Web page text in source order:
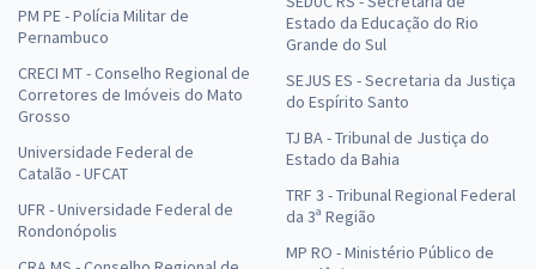
PM PE - Polícia Militar de
Pernambuco
CRECI MT - Conselho Regional de
Corretores de Imóveis do Mato
Grosso
Universidade Federal de
Catalão - UFCAT
UFR - Universidade Federal de
Rondonópolis
Estado da Educação do Rio
Grande do Sul
SEJUS ES - Secretaria da Justiça
do Espírito Santo
TJ BA - Tribunal de Justiça do
Estado da Bahia
TRF 3 - Tribunal Regional Federal
da 3ª Região
MP RO - Ministério Público de